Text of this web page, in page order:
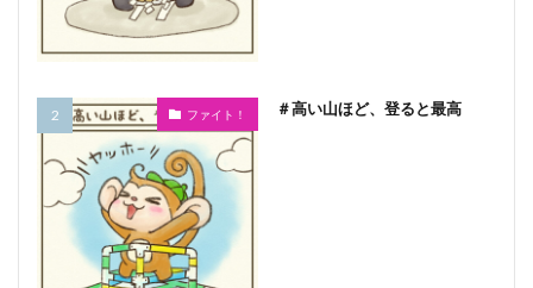
ファイト！ ＃高い山ほど、登ると最高